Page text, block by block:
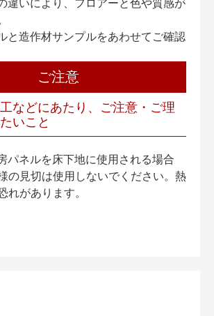
違いにより、フロアーと色や質感が
と造作材サンプルをあわせてご確認
ご注意
などにあたり、ご注意・ご理
いこと
パネルを床下地に使用される場合
の見切は使用しないでください。熱
れがあります。